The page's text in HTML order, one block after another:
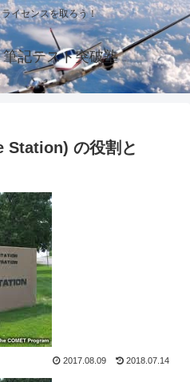
イセンスを取ろう！
記テスト突破塾
Station) の役割と
2017.08.09 2018.07.14